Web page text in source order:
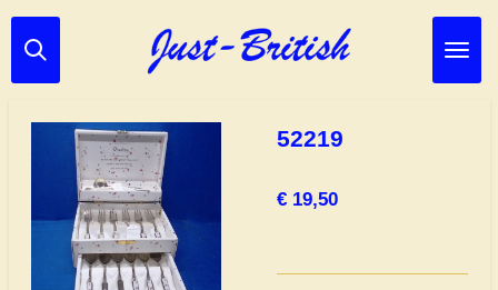
Ga
direct
hoofdinhoud
52219
€ 19,50